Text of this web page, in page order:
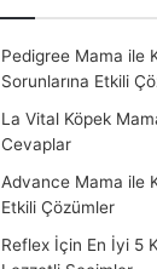
Pedigree Mama ile
Sorunlarına Etkili
La Vital Köpek
Cevaplar
Advance Mama ile
Etkili Çözümler
Reflex İçin En İyi 5